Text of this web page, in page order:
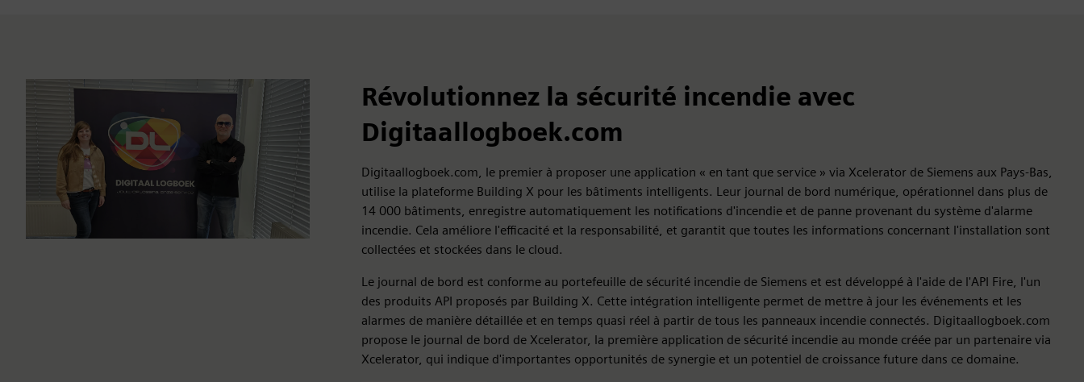
Révolutionnez la sécurité incendie avec
Digitaallogboek.com
Digitaallogboek.com, le premier à proposer une application « en tant que service » via Xcelerator de Siemens aux Pays-Bas,
utilise la plateforme Building X pour les bâtiments intelligents. Leur journal de bord numérique, opérationnel dans plus de
14 000 bâtiments, enregistre automatiquement les notifications d'incendie et de panne provenant du système d'alarme
incendie. Cela améliore l'efficacité et la responsabilité, et garantit que toutes les informations concernant l'installation sont
collectées et stockées dans le cloud.
Le journal de bord est conforme au portefeuille de sécurité incendie de Siemens et est développé à l'aide de l'API Fire, l'un
des produits API proposés par Building X. Cette intégration intelligente permet de mettre à jour les événements et les
alarmes de manière détaillée et en temps quasi réel à partir de tous les panneaux incendie connectés. Digitaallogboek.com
propose le journal de bord de Xcelerator, la première application de sécurité incendie au monde créée par un partenaire via
Xcelerator, qui indique d'importantes opportunités de synergie et un potentiel de croissance future dans ce domaine.